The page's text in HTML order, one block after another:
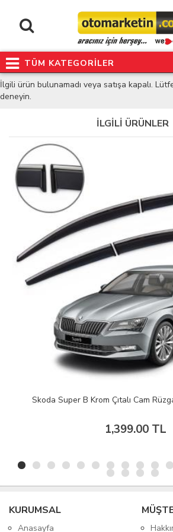
TÜM KATEGORİLER
İlgili ürün bulunamadı veya satışa kapalı.
deneyin.
İLGİLİ ÜRÜNLER
Skoda Super B Krom Çıtalı Cam
1,399.00 TL
KURUMSAL
Anasayfa